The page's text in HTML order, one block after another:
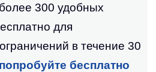
300 удобных
для
в течение 30
бесплатно